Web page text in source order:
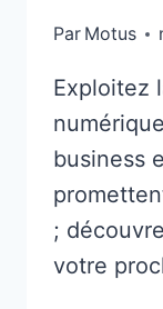
Par Motus
Exploitez
business
;
votre